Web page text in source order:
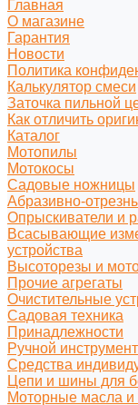
Главная
О магазине
Гарантия
Новости
Политика
Калькулятор смеси
Заточка пильной
Как отличить
Каталог
Мотопилы
Мотокосы
Садовые ножницы
Абразивно-
Опрыскиватели и
Всасывающие
устройства
Высоторезы и
Прочие агрегаты
Очистительные
Садовая техника
Принадлежности
Ручной инструмент
Средства
Цепи и шины для
Моторные масла